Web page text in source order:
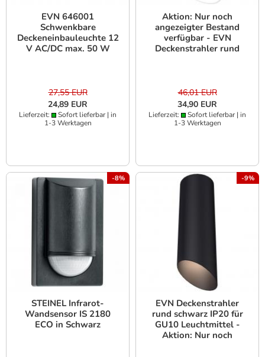
EVN 646001
Schwenkbare
Deckeneinbauleuchte 12
V AC/DC max. 50 W
27,55 EUR
24,89 EUR
Lieferzeit:
Sofort lieferbar | in
1-3 Werktagen
Aktion: Nur noch
angezeigter Bestand
verfügbar - EVN
Deckenstrahler rund
46,01 EUR
34,90 EUR
Lieferzeit:
Sofort lieferbar | in
1-3 Werktagen
-8%
STEINEL Infrarot-
Wandsensor IS 2180
ECO in Schwarz
-9%
EVN Deckenstrahler
rund schwarz IP20 für
GU10 Leuchtmittel -
Aktion: Nur noch